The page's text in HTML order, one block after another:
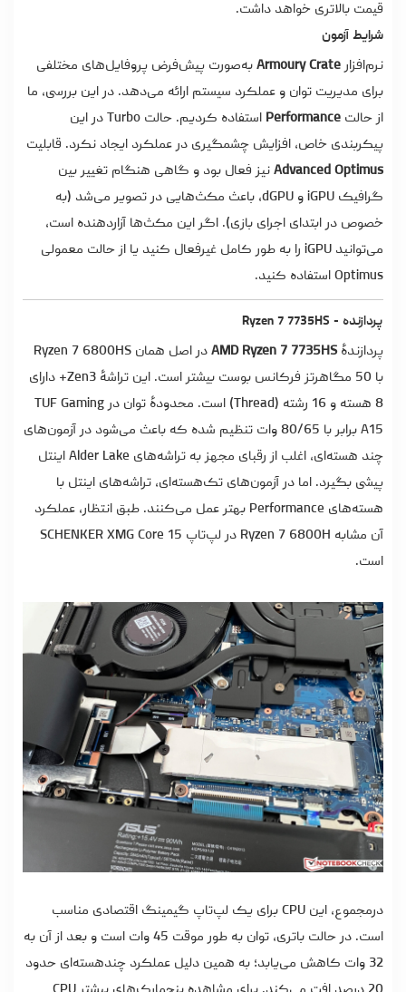
قیمت بالاتری خواهد داشت.
شرایط آزمون
نرم‌افزار Armoury Crate به‌صورت پیش‌فرض پروفایل‌های مختلفی
برای مدیریت توان و عملکرد سیستم ارائه می‌دهد. در این بررسی، ما
از حالت Performance
استفاده کردیم. حالت Turbo در این
پیکربندی خاص، افزایش چشمگیری در عملکرد ایجاد نکرد. قابلیت
Advanced Optimus نیز فعال بود و گاهی هنگام تغییر بین
گرافیک iGPU و dGPU، باعث مکث‌هایی در تصویر می‌شد (به‌
خصوص در ابتدای اجرای بازی). اگر این مکث‌ها آزاردهنده است،
می‌توانید iGPU را به‌ طور کامل غیرفعال کنید یا از حالت معمولی
Optimus استفاده کنید.
پردازنده - Ryzen 7 7735HS
پردازندۀAMD Ryzen 7 7735HS
در اصل همان Ryzen 7 6800HS
با 50 مگاهرتز فرکانس بوست بیشتر است. این تراشۀ Zen3+ دارای
8 هسته و 16 رشته (Thread) است. محدودۀ توان در TUF Gaming
A15 برابر با 80/65 وات تنظیم شده که باعث می‌شود در آزمون‌های
چند هسته‌ای، اغلب از رقبای مجهز به تراشه‌های Alder Lake اینتل
پیشی بگیرد. اما در آزمون‌های تک‌هسته‌ای، تراشه‌های اینتل با
هسته‌های Performance بهتر عمل می‌کنند. طبق انتظار، عملکرد
آن مشابه Ryzen 7 6800H در لپ‌تاپ SCHENKER XMG Core 15
است.
درمجموع، این CPU برای یک لپ‌تاپ گیمینگ اقتصادی مناسب
است. در حالت باتری، توان به‌ طور موقت 45 وات است و بعد از آن به
32 وات کاهش می‌یابد؛ به همین دلیل عملکرد چندهسته‌ای حدود